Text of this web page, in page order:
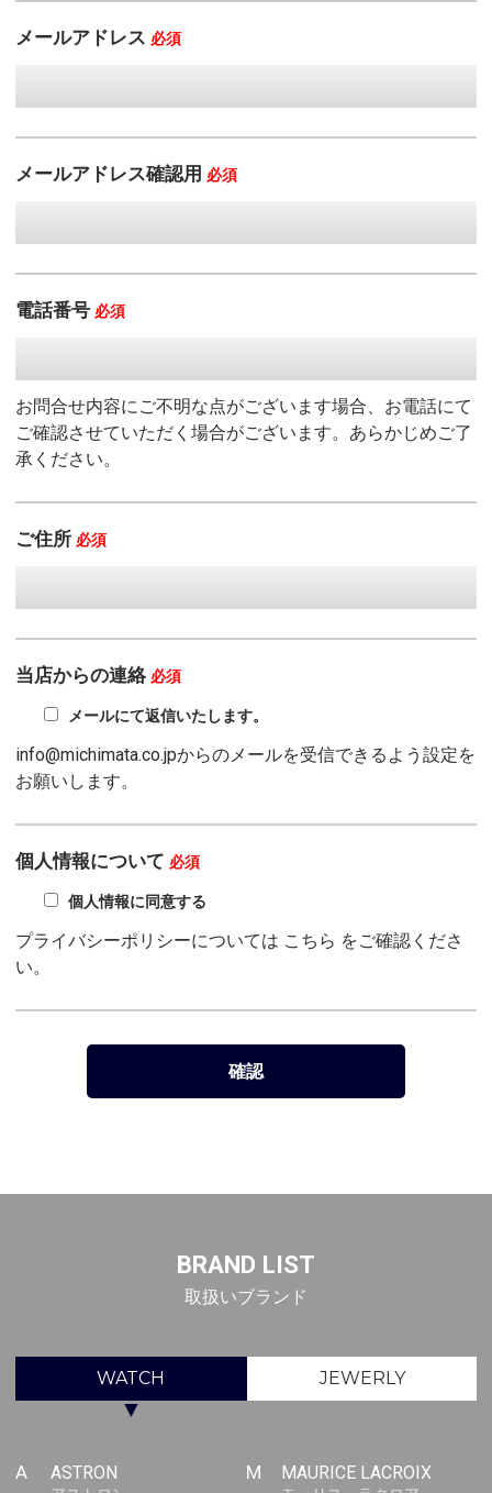
メールアドレス 必須
メールアドレス確認用 必須
電話番号 必須
お問合せ内容にご不明な点がございます場合、お電話にて
ご確認させていただく場合がございます。あらかじめご了
承ください。
ご住所 必須
当店からの連絡 必須
メールにて返信いたします。
info@michimata.co.jpからのメールを受信できるよう設定を
お願いします。
個人情報について 必須
個人情報に同意する
プライバシーポリシーについては こちら をご確認くださ
い。
BRAND LIST
取扱いブランド
WATCH JEWERLY
▼
A ASTRON M MAURICE LACROIX